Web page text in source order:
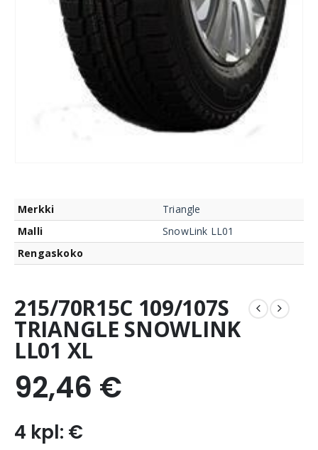
Merkki
Triangle
Malli
SnowLink LL01
Rengaskoko
215/70R15C 109/107S
TRIANGLE SNOWLINK
LL01 XL
92,46 €
4 kpl: €